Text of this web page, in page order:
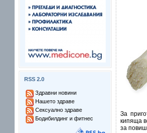
RSS 2.0
Здравни новини
Нашето здраве
Сексуално здраве
Бодибилдинг и фитнес
За
кипяща
за